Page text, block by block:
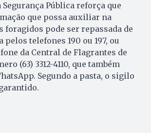
Segurança Pública reforça que
que possa auxiliar na
foragidos pode ser repassada de
telefones 190 ou 197, ou
da Central de Flagrantes de
(63) 3312-4110, que também
Segundo a pasta, o sigilo